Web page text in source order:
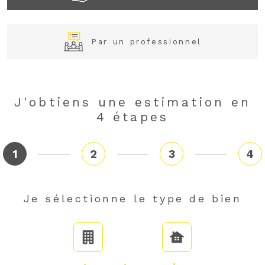
Par un professionnel
J'obtiens une estimation en
4 étapes
1 2 3 4
Je sélectionne le type de bien